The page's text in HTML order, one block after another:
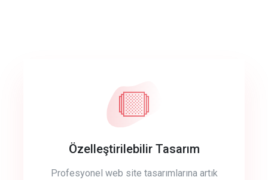
Özelleştirilebilir Tasarım
Profesyonel web site tasarımlarına artık